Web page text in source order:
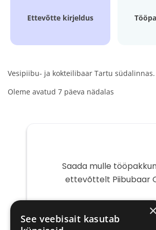
Ettevõtte kirjeldus
Vesipiibu- ja kokteilibaar Tartu südalinnas.
Oleme avatud 7 päeva nädalas
Saada mulle
ettevõttelt Piibubaar
post
×
See veebisait kasutab